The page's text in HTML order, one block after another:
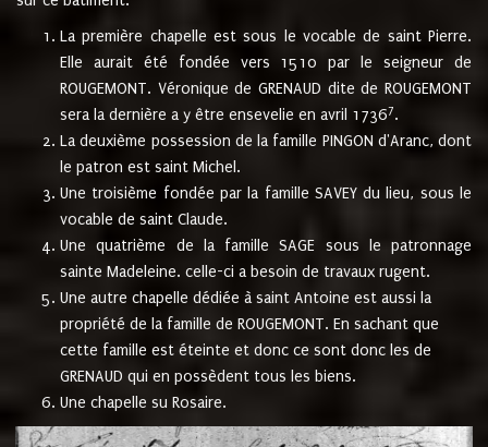
La première chapelle est sous le vocable de saint Pierre.
Elle aurait été fondée vers 1510 par le seigneur de
ROUGEMONT. Véronique de GRENAUD dite de ROUGEMONT
sera la dernière a y être ensevelie en avril 17367.
La deuxième possession de la famille PINGON d'Aranc, dont
le patron est saint Michel.
Une troisième fondée par la famille SAVEY du lieu, sous le
vocable de saint Claude.
Une quatrième de la famille SAGE sous le patronnage
sainte Madeleine. celle-ci a besoin de travaux rugent.
Une autre chapelle dédiée à saint Antoine est aussi la
propriété de la famille de ROUGEMONT. En sachant que
cette famille est éteinte et donc ce sont donc les de
GRENAUD qui en possèdent tous les biens.
Une chapelle su Rosaire.